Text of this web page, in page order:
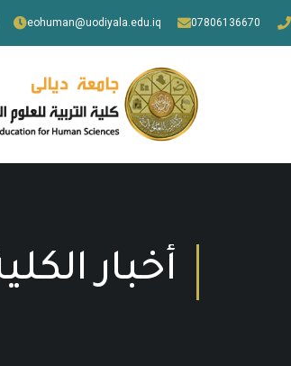
07806136670
eohuman@uodiyala.edu.iq
أخبار